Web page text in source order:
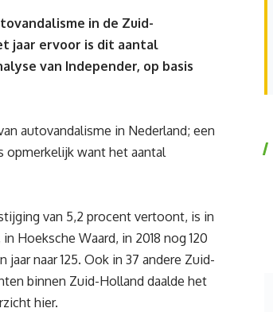
in de Zuid-
jaar ervoor is dit aantal
van Independer, op basis
autovandalisme in Nederland; een
opmerkelijk want het aantal
van 5,2 procent vertoont, is in
Hoeksche Waard, in 2018 nog 120
naar 125. Ook in 37 andere Zuid-
binnen Zuid-Holland daalde het
hier.